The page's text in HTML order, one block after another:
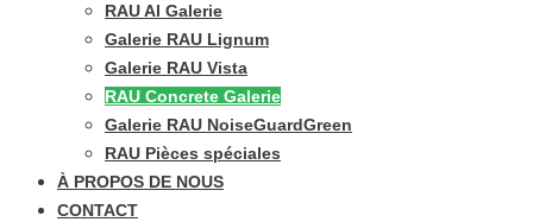
RAU Al Galerie
Galerie RAU Lignum
Galerie RAU Vista
RAU Concrete Galerie
Galerie RAU NoiseGuardGreen
RAU Pièces spéciales
À PROPOS DE NOUS
CONTACT